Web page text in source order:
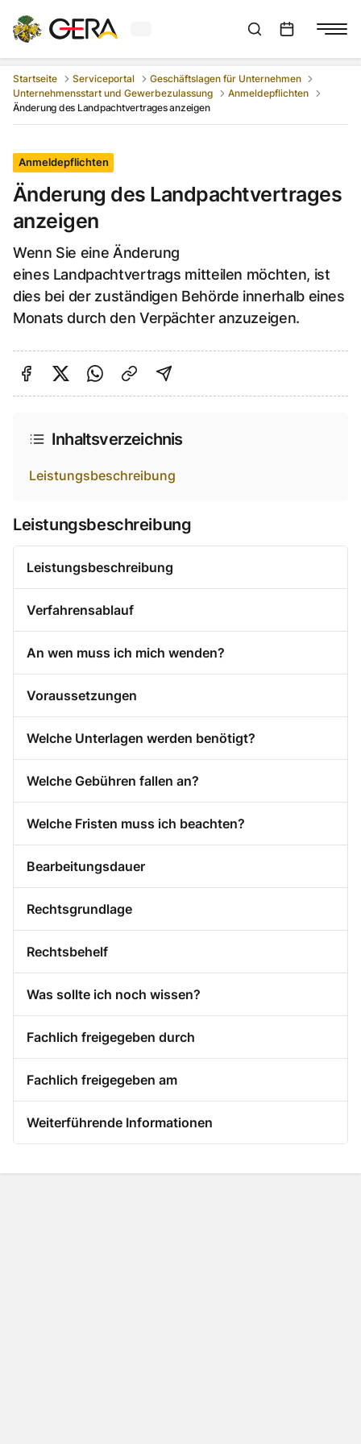
Aktuelles Wetter in GeraSuchleiste anzeigen
Startseite Serviceportal
Geschäftslagen für Unternehmen
Unternehmensstart und Gewerbezulassung
Anmeldepflichten
Änderung des Landpachtvertrages anzeigen
Anmeldepflichten
Änderung des Landpachtvertrages
anzeigen
Wenn Sie eine Änderung
eines Landpachtvertrags mitteilen möchten, ist
dies bei der zuständigen Behörde innerhalb eines
Monats durch den Verpächter anzuzeigen.
Auf Facebook teilen
Auf Twitter teilen
Per Link teilen
shareViaEmail
Inhaltsverzeichnis
Leistungsbeschreibung
Leistungsbeschreibung
Leistungsbeschreibung
Verfahrensablauf
An wen muss ich mich wenden?
Voraussetzungen
Welche Unterlagen werden benötigt?
Welche Gebühren fallen an?
Welche Fristen muss ich beachten?
Bearbeitungsdauer
Rechtsgrundlage
Rechtsbehelf
Was sollte ich noch wissen?
Fachlich freigegeben durch
Fachlich freigegeben am
Weiterführende Informationen